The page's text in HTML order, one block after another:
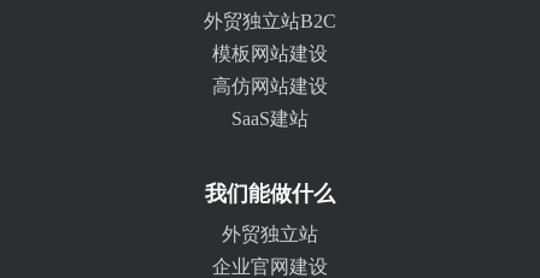
外贸独立站B2C
模板网站建设
高仿网站建设
SaaS建站
我们能做什么
外贸独立站
企业官网建设